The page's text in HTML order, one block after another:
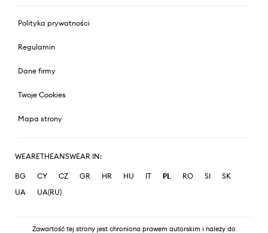
Polityka prywatności
Regulamin
Dane firmy
Twoje Cookies
Mapa strony
WEARETHEANSWEAR IN:
BG CY CZ GR HR HU IT PL RO SI
SK
UA
UA(RU)
Zawartość tej strony jest chroniona prawem autorskim i należy do